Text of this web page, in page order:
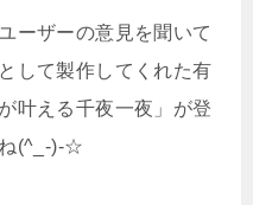
ーザーの意見を聞いて
して製作してくれた有
叶える千夜一夜」が登
(^_-)-☆